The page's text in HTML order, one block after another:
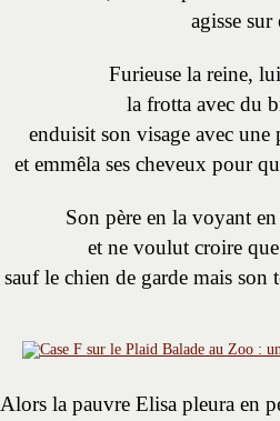
agisse sur
Furieuse la reine,
la frotta avec du
enduisit son visage avec une
et emmêla ses cheveux pour
Son père en la voyant
et ne voulut croire
sauf le chien de garde mais son
Alors la pauvre Elisa pleura en